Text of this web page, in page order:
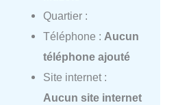
Quartier :
Téléphone : Aucun
téléphone ajouté
Site internet :
Aucun site internet